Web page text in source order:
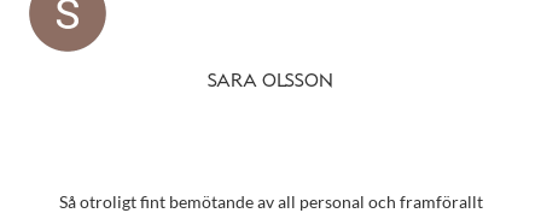
SARA OLSSON
Så otroligt fint bemötande av all personal och framförallt